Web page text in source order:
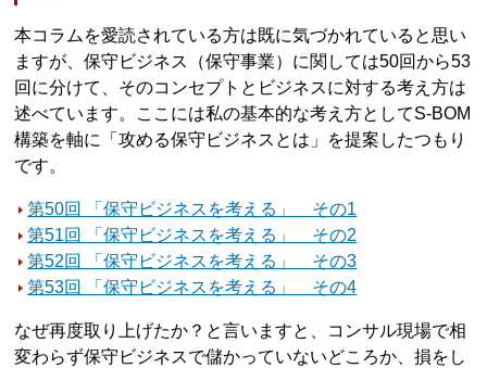
本コラムを愛読されている方は既に気づかれていると思い
ますが、保守ビジネス（保守事業）に関しては50回から53
回に分けて、そのコンセプトとビジネスに対する考え方は
述べています。ここには私の基本的な考え方としてS-BOM
構築を軸に「攻める保守ビジネスとは」を提案したつもり
です。
第50回 「保守ビジネスを考える」 その1
第51回 「保守ビジネスを考える」 その2
第52回 「保守ビジネスを考える」 その3
第53回 「保守ビジネスを考える」 その4
なぜ再度取り上げたか？と言いますと、コンサル現場で相
変わらず保守ビジネスで儲かっていないどころか、損をし